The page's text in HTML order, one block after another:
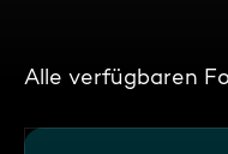
Alle verfügbaren